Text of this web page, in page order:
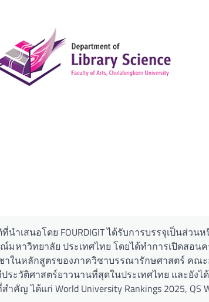
นำเสนอโดย FOURDIGIT ได้รับการบรรจุเป็นส่
าวิทยาลัย ประเทศไทย โดยได้ทำการเปิดสอน
าในหลักสูตรของภาควิชาบรรณารักษศาสตร์ คณ
ะวัติศาสตร์ยาวนานที่สุดในประเทศไทย และยัง
ได้แก่ World University Rankings 2025, QS